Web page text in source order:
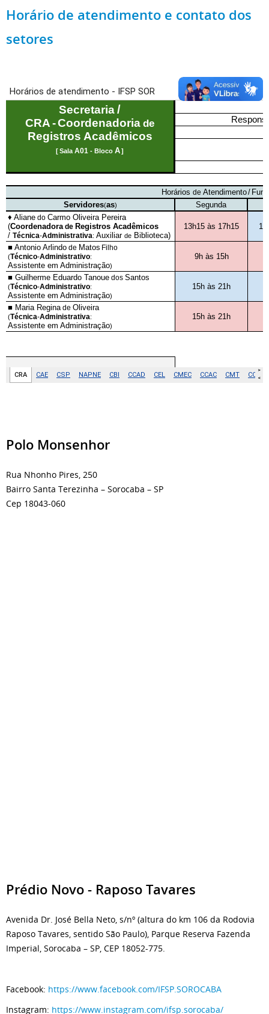
Horário de atendimento e contato dos
setores
Polo Monsenhor
Rua Nhonho Pires, 250
Bairro Santa Terezinha – Sorocaba – SP
Cep 18043-060
Prédio Novo - Raposo Tavares
Avenida Dr. José Bella Neto, s/nº (altura do km 106 da Rodovia
Raposo Tavares, sentido São Paulo), Parque Reserva Fazenda
Imperial, Sorocaba – SP, CEP 18052-775.
Facebook: https://www.facebook.com/IFSP.SOROCABA
Instagram: https://www.instagram.com/ifsp.sorocaba/